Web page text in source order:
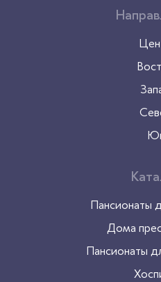
Пансионаты
Дома
Пансионаты